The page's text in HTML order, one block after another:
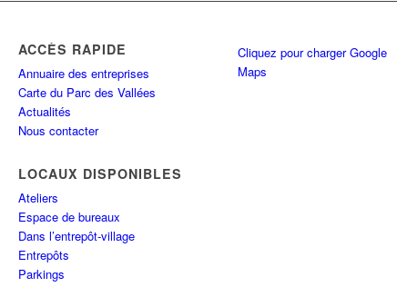
ACCÈS RAPIDE
Annuaire des entreprises
Carte du Parc des Vallées
Actualités
Nous contacter
LOCAUX DISPONIBLES
Ateliers
Espace de bureaux
Dans l’entrepôt-village
Entrepôts
Parkings
Cliquez pour charger Google
Maps